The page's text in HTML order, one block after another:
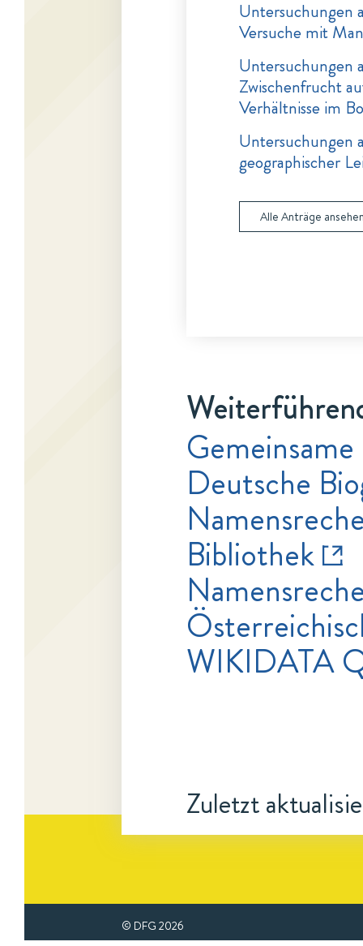
Untersuchungen
Versuche mit
Untersuchungen
Zwischenfrucht
Verhältnisse im
Untersuchungen
geographischer
Alle Anträge
Deutsche
Bibliothek
WIKIDATA
Zuletzt
© DFG 2026